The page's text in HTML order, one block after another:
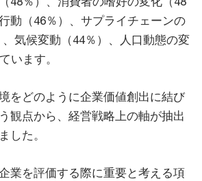
動（46％）、サプライチェーンの
気候変動（44％）、人口動態の変
います。
をどのように企業価値創出に結び
観点から、経営戦略上の軸が抽出
した。
業を評価する際に重要と考える項